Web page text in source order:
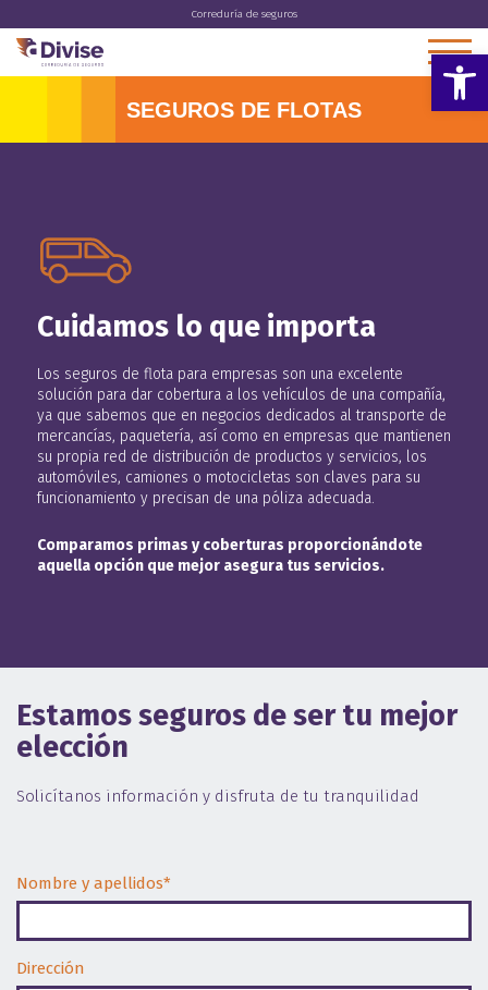
Abrir
Correduría de seguros
SEGUROS DE FLOTAS
Cuidamos lo que importa
Los seguros de flota para empresas son una excelente
solución para dar cobertura a los vehículos de una compañía,
ya que sabemos que en negocios dedicados al transporte de
mercancías, paquetería, así como en empresas que mantienen
su propia red de distribución de productos y servicios, los
automóviles, camiones o motocicletas son claves para su
funcionamiento y precisan de una póliza adecuada.
Comparamos primas y coberturas proporcionándote
aquella opción que mejor asegura tus servicios.
Estamos seguros de ser tu mejor
elección
Solicítanos información y disfruta de tu tranquilidad
Nombre y apellidos*
Dirección